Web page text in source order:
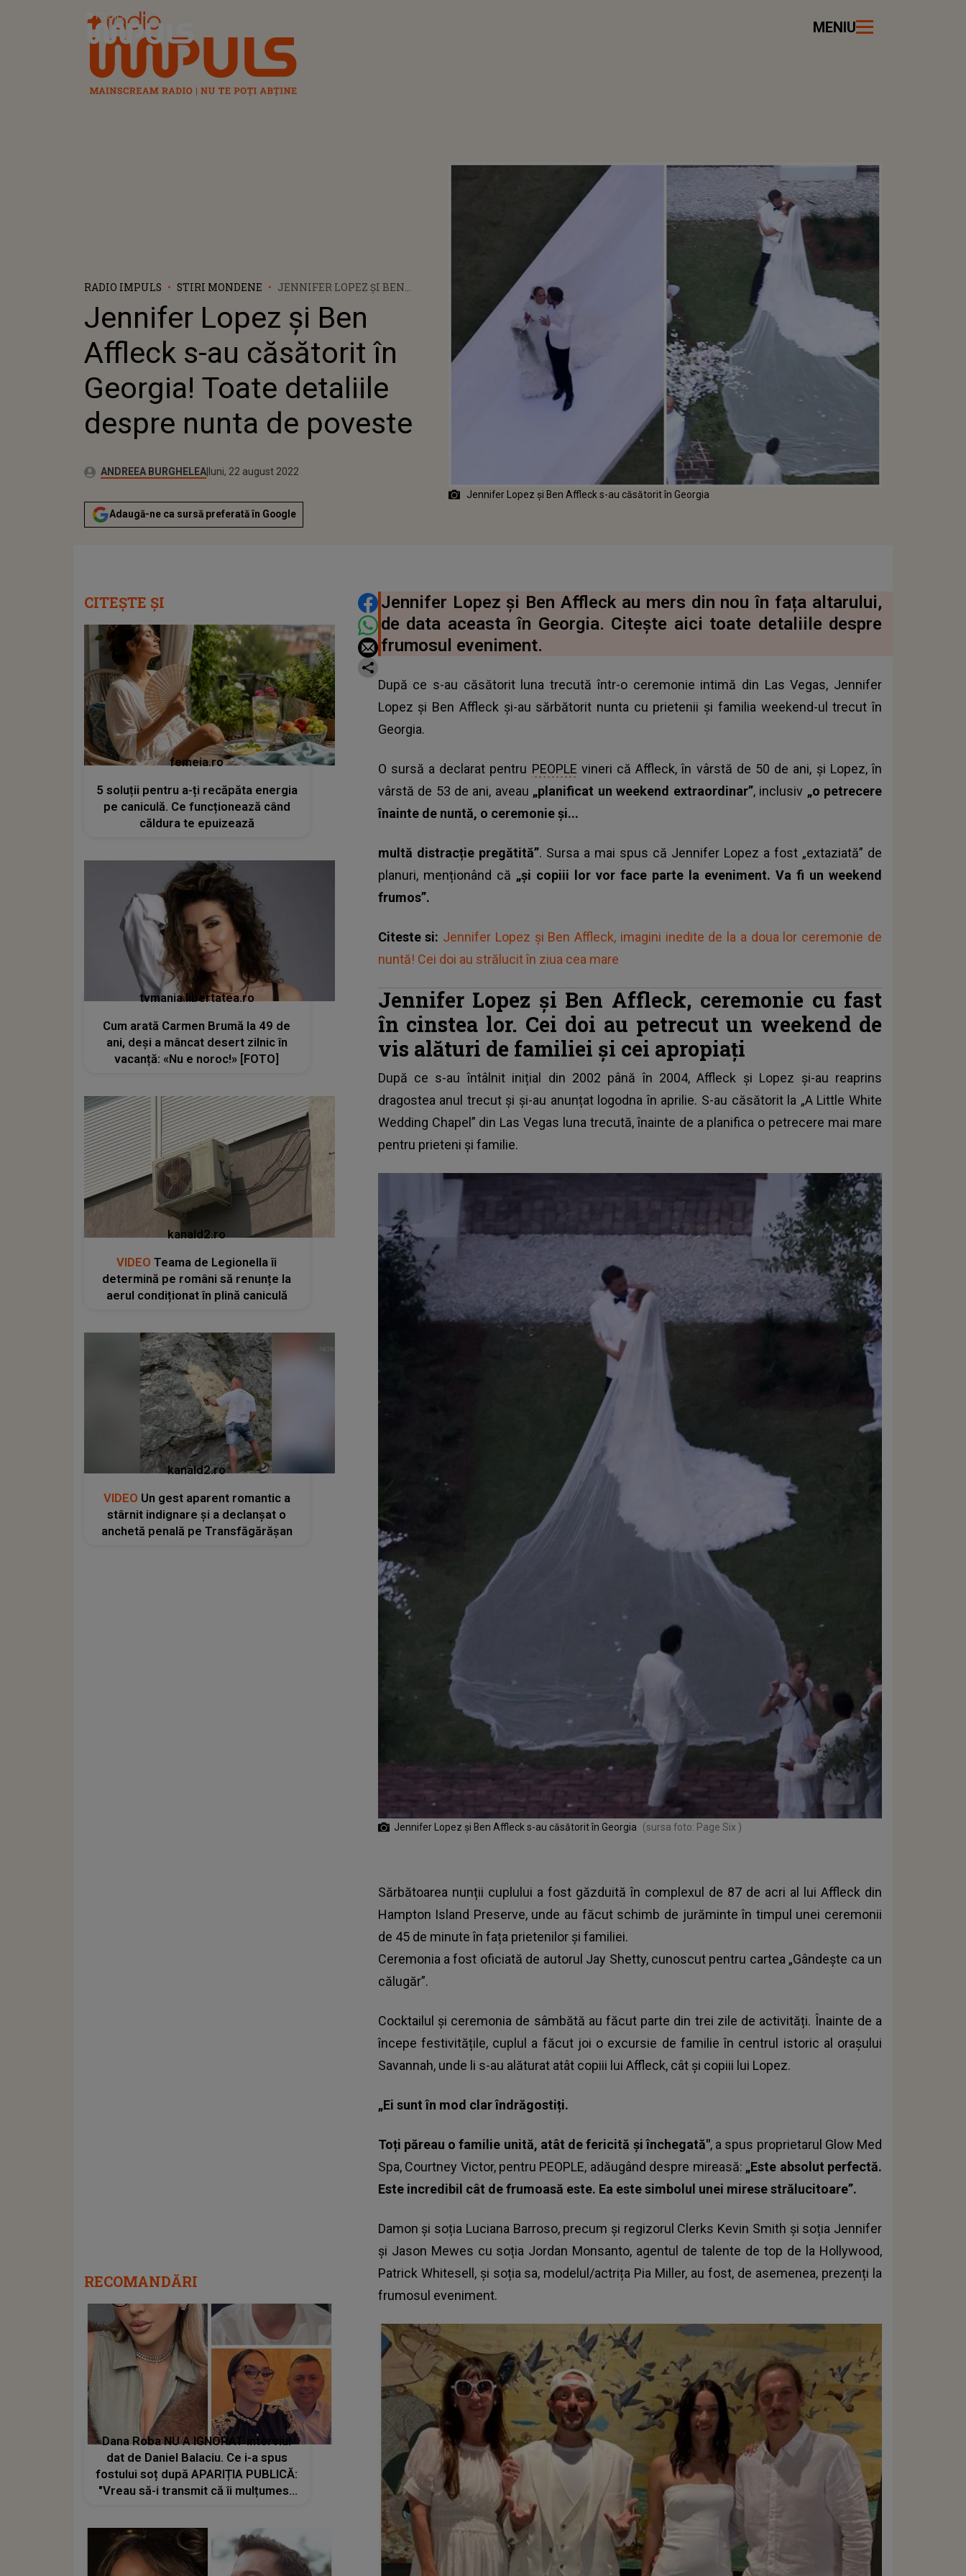
Radio Impuls MENIU
RADIO IMPULS STIRI MONDENE
JENNIFER LOPEZ ȘI BEN
GEORGIA! TOATE DETALIILE
DESPRE NUNTA DE POVESTE
Jennifer Lopez și Ben
Affleck s-au căsătorit în
Georgia! Toate detaliile
despre nunta de poveste
Autor:ANDREEA BURGHELEA Publicat:
luni, 22 august 2022
Adaugă-ne ca sursă preferată în Google
Jennifer Lopez și Ben Affleck s-au căsătorit în Georgia
DISTRIBUIE ARTICOLUL
Jennifer Lopez și Ben Affleck au mers din nou în fața altarului,
de data aceasta în Georgia. Citește aici toate detaliile despre
frumosul eveniment.
După ce s-au căsătorit luna trecută într-o ceremonie intimă din Las Vegas, Jennifer
Lopez și Ben Affleck și-au sărbătorit nunta cu prietenii și familia weekend-ul trecut în
Georgia.
O sursă a declarat pentru PEOPLE vineri că Affleck, în vârstă de 50 de ani, și Lopez, în
vârstă de 53 de ani, aveau „planificat un weekend extraordinar”, inclusiv „o petrecere
înainte de nuntă, o ceremonie și...
multă distracție pregătită”. Sursa a mai spus că Jennifer Lopez a fost „extaziată” de
planuri, menționând că „și copiii lor vor face parte la eveniment. Va fi un weekend
frumos”.
Citeste si: Jennifer Lopez și Ben Affleck, imagini inedite de la a doua lor ceremonie de
nuntă! Cei doi au strălucit în ziua cea mare
Jennifer Lopez și Ben Affleck, ceremonie cu fast
în cinstea lor. Cei doi au petrecut un weekend de
vis alături de familiei și cei apropiați
După ce s-au întâlnit inițial din 2002 până în 2004, Affleck și Lopez și-au reaprins
dragostea anul trecut și și-au anunțat logodna în aprilie. S-au căsătorit la „A Little White
Wedding Chapel” din Las Vegas luna trecută, înainte de a planifica o petrecere mai mare
pentru prieteni și familie.
Jennifer Lopez și Ben Affleck s-au căsătorit în Georgia (sursa foto: Page Six )
Sărbătoarea nunții cuplului a fost găzduită în complexul de 87 de acri al lui Affleck din
Hampton Island Preserve, unde au făcut schimb de jurăminte în timpul unei ceremonii
de 45 de minute în fața prietenilor și familiei.
Ceremonia a fost oficiată de autorul Jay Shetty, cunoscut pentru cartea „Gândește ca un
călugăr”.
Cocktailul și ceremonia de sâmbătă au făcut parte din trei zile de activități. Înainte de a
începe festivitățile, cuplul a făcut joi o excursie de familie în centrul istoric al orașului
Savannah, unde li s-au alăturat atât copiii lui Affleck, cât și copiii lui Lopez.
„Ei sunt în mod clar îndrăgostiți.
Toți păreau o familie unită, atât de fericită și închegată", a spus proprietarul Glow Med
Spa, Courtney Victor, pentru PEOPLE, adăugând despre mireasă: „Este absolut perfectă.
Este incredibil cât de frumoasă este. Ea este simbolul unei mirese strălucitoare”.
Damon și soția Luciana Barroso, precum și regizorul Clerks Kevin Smith și soția Jennifer
și Jason Mewes cu soția Jordan Monsanto, agentul de talente de top de la Hollywood,
Patrick Whitesell, și soția sa, modelul/actrița Pia Miller, au fost, de asemenea, prezenți la
frumosul eveniment.
CITEȘTE ȘI
femeia.ro
5 soluții pentru a-ți recăpăta energia
pe caniculă. Ce funcționează când
căldura te epuizează
tvmania.libertatea.ro
Cum arată Carmen Brumă la 49 de
ani, deși a mâncat desert zilnic în
vacanță: «Nu e noroc!» [FOTO]
kanald2.ro
VIDEO Teama de Legionella îi
determină pe români să renunțe la
aerul condiționat în plină caniculă
kanald2.ro
VIDEO Un gest aparent romantic a
stârnit indignare și a declanșat o
anchetă penală pe Transfăgărășan
RECOMANDĂRI
Dana Roba NU A IGNORAT interviul
dat de Daniel Balaciu. Ce i-a spus
fostului soț după APARIȚIA PUBLICĂ:
"Vreau să-i transmit că îi mulțumesc